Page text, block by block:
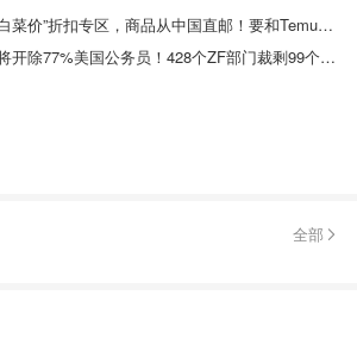
Amazon上线“白菜价”折扣专区，商品从中国直邮！要和Temu和Shein正面竞争！
马斯克当官，将开除77%美国公务员！428个ZF部门裁剩99个！腥风血雨要来了...
全部